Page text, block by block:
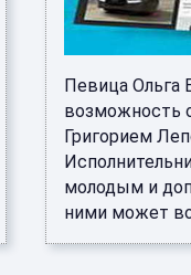
Певица Ольга
возможность
Григорием
молодым и
ними может